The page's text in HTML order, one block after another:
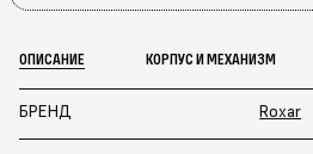
ОПИСАНИЕ КОРПУС И МЕХАНИЗМ
БРЕНД Roxar